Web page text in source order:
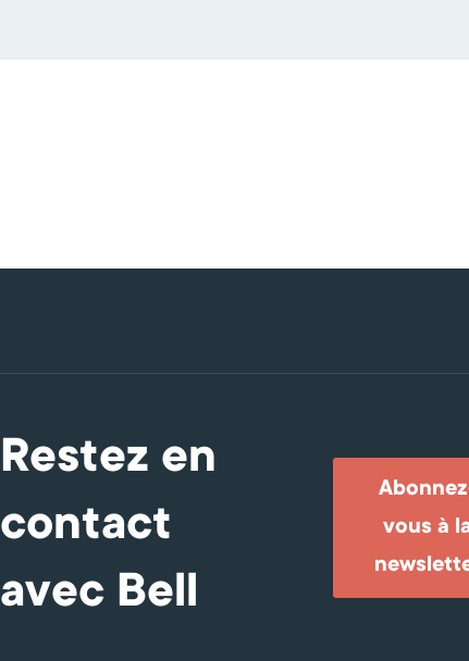
Restez en
contact
avec Bell
vous à